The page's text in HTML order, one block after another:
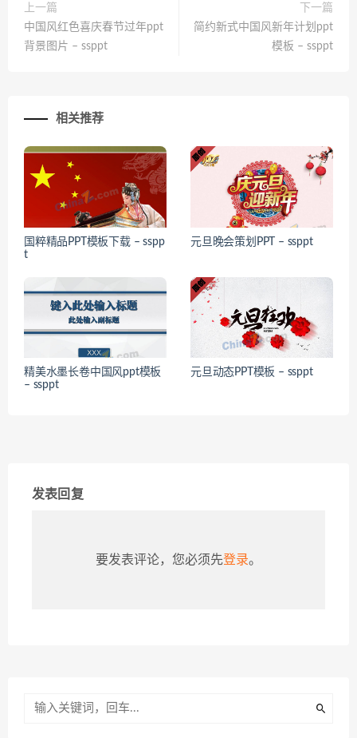
上一篇
中国风红色喜庆春节过年ppt
背景图片 – ssppt
下一篇
简约新式中国风新年计划ppt
模板 – ssppt
相关推荐
国粹精品PPT模板下载 – sspp
t
元旦晚会策划PPT – ssppt
精美水墨长卷中国风ppt模板
– ssppt
元旦动态PPT模板 – ssppt
发表回复
要发表评论，您必须先登录。